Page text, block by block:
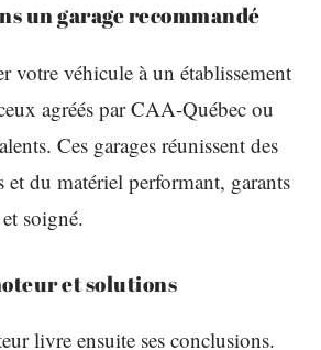
un garage recommandé
votre véhicule à un établissement
agréés par CAA-Québec ou
Ces garages réunissent des
et du matériel performant, garants
soigné.
et solutions
livre ensuite ses conclusions.